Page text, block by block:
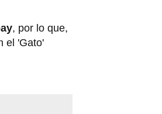
, por lo que,
el 'Gato'